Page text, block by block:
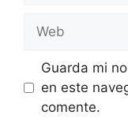
Web
Guarda mi
en este
comente.